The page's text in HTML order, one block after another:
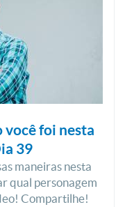
foi nesta
39
maneiras nesta
qual personagem
Compartilhe!